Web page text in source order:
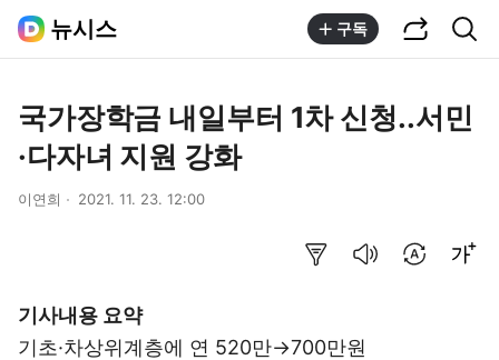
뉴시스 구독
국가장학금 내일부터 1차 신청..서민
·다자녀 지원 강화
이연희 2021. 11. 23. 12:00
기사내용 요약
기초·차상위계층에 연 520만→700만원